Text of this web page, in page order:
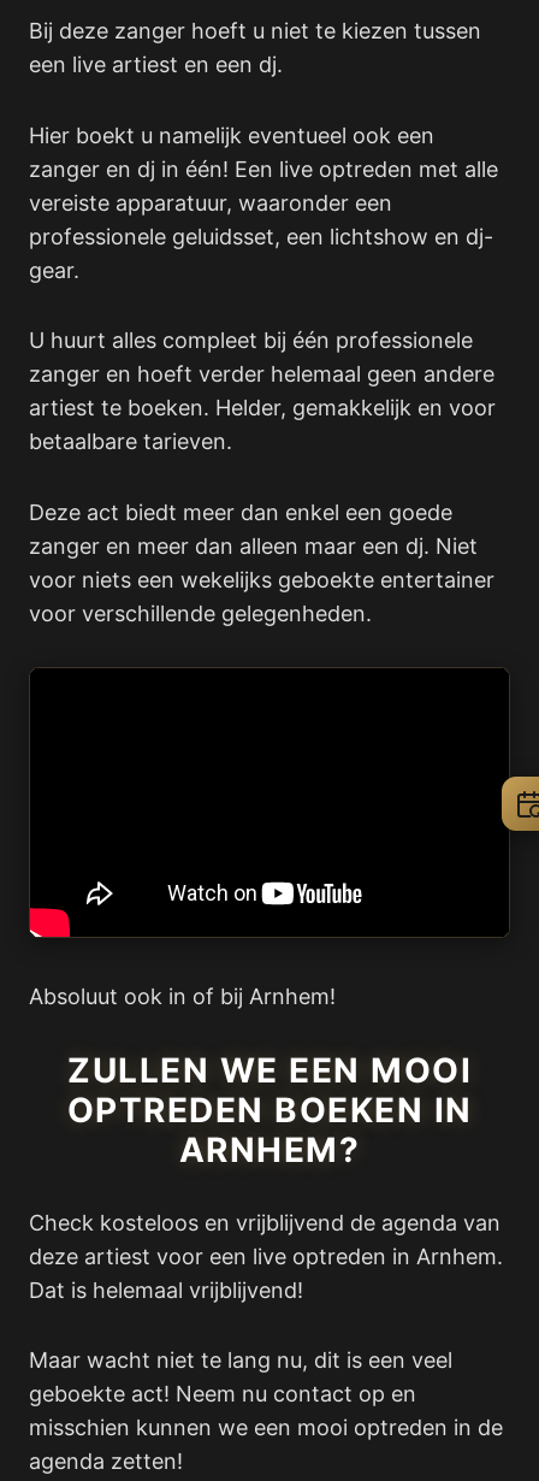
Bij deze zanger hoeft u niet te kiezen tussen
een live artiest en een dj.
Hier boekt u namelijk eventueel ook een
zanger en dj in één! Een live optreden met alle
vereiste apparatuur, waaronder een
professionele geluidsset, een lichtshow en dj-
gear.
U huurt alles compleet bij één professionele
zanger en hoeft verder helemaal geen andere
artiest te boeken. Helder, gemakkelijk en voor
betaalbare tarieven.
Deze act biedt meer dan enkel een goede
zanger en meer dan alleen maar een dj. Niet
voor niets een wekelijks geboekte entertainer
voor verschillende gelegenheden.
Absoluut ook in of bij Arnhem!
ZULLEN WE EEN MOOI
OPTREDEN BOEKEN IN
ARNHEM?
Check kosteloos en vrijblijvend de agenda van
deze artiest voor een live optreden in Arnhem.
Dat is helemaal vrijblijvend!
Maar wacht niet te lang nu, dit is een veel
geboekte act! Neem nu contact op en
misschien kunnen we een mooi optreden in de
agenda zetten!